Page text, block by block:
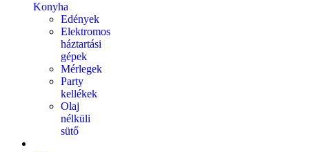
Konyha
Edények
Elektromos
háztartási
gépek
Mérlegek
Party
kellékek
Olaj
nélküli
sütő